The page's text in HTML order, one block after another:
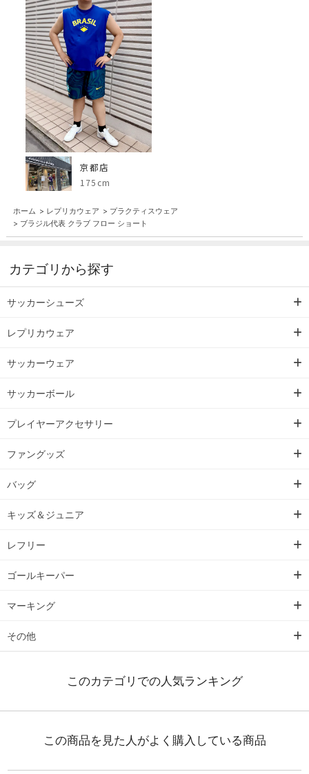
京都店
175cm
ホーム > レプリカウェア > プラクティスウェア
> ブラジル代表 クラブ フロー ショート
カテゴリから探す
サッカーシューズ
レプリカウェア
サッカーウェア
サッカーボール
プレイヤーアクセサリー
ファングッズ
バッグ
キッズ＆ジュニア
レフリー
ゴールキーパー
マーキング
その他